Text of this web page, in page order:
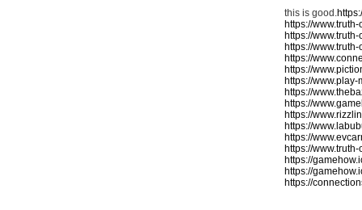
this is good.
https://
https://
https://
https://
https://
https://
https://
https://
https://
https://
https://
https://
https://
https://
https://